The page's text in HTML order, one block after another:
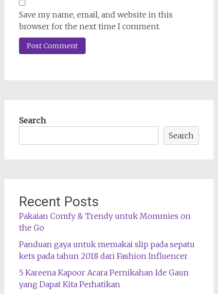
Save my name, email, and website in this
browser for the next time I comment.
Search
Search
Recent Posts
Pakaian Comfy & Trendy untuk Mommies on
the Go
Panduan gaya untuk memakai slip pada sepatu
kets pada tahun 2018 dari Fashion Influencer
5 Kareena Kapoor Acara Pernikahan Ide Gaun
yang Dapat Kita Perhatikan